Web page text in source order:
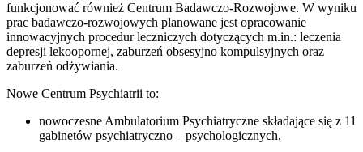
funkcjonować również Centrum Badawczo-Rozwojowe. W wyniku
prac badawczo-rozwojowych planowane jest opracowanie
innowacyjnych procedur leczniczych dotyczących m.in.: leczenia
depresji lekoopornej, zaburzeń obsesyjno kompulsyjnych oraz
zaburzeń odżywiania.
Nowe Centrum Psychiatrii to:
nowoczesne Ambulatorium Psychiatryczne składające się z 11
gabinetów psychiatryczno – psychologicznych,